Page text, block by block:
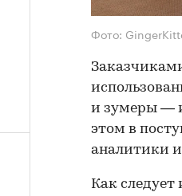
Фото:
и зумеры —
этом в
аналитики
Как следует